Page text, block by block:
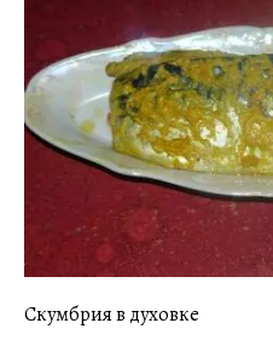
Скумбрия в духовке